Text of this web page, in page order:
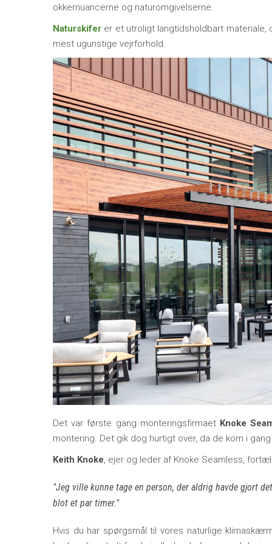
okkernuancerne og naturomgivelserne.
Naturskifer er et utroligt langtidsholdbart materiale,
mest ugunstige vejrforhold.
Det var første gang monteringsfirmaet Knoke
montering. Det gik dog hurtigt over, da de kom i
Keith Knoke, ejer og leder af Knoke Seamless,
Jeg ville kunne tage en person, der aldrig havde gjort
blot et par timer.
Hvis du har spørgsmål til vores naturlige